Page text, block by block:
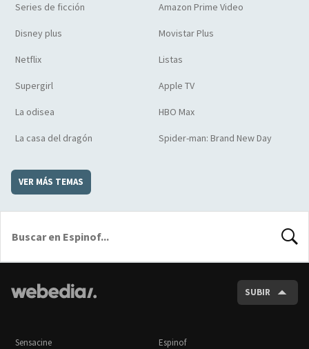
Series de ficción Amazon Prime Video
Disney plus Movistar Plus
Netflix Listas
Supergirl Apple TV
La odisea HBO Max
La casa del dragón Spider-man: Brand New Day
VER MÁS TEMAS
SUBIR
Sensacine Espinof